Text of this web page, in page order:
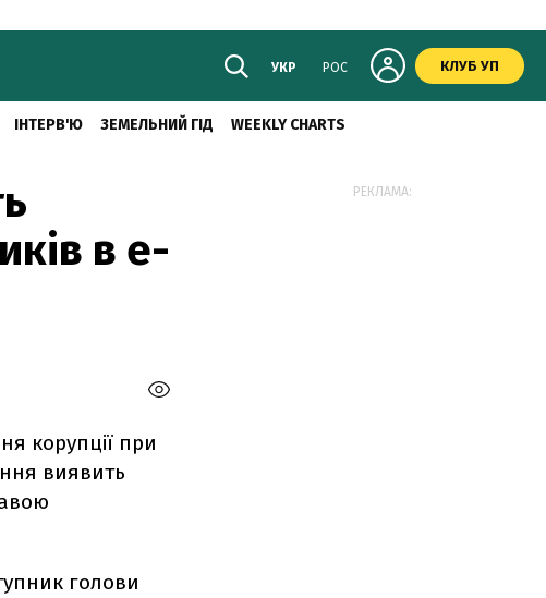
УКР РОС КЛУБ УП
ІНТЕРВ'Ю ЗЕМЕЛЬНИЙ ГІД WEEKLY CHARTS
в е-
корупції при
виявить
голови
РЕКЛАМА: